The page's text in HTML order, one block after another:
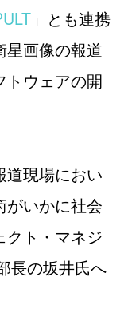
」とも連携
星画像の報道
トウェアの開
道現場におい
がいかに社会
クト・マネジ
長の坂井氏へ